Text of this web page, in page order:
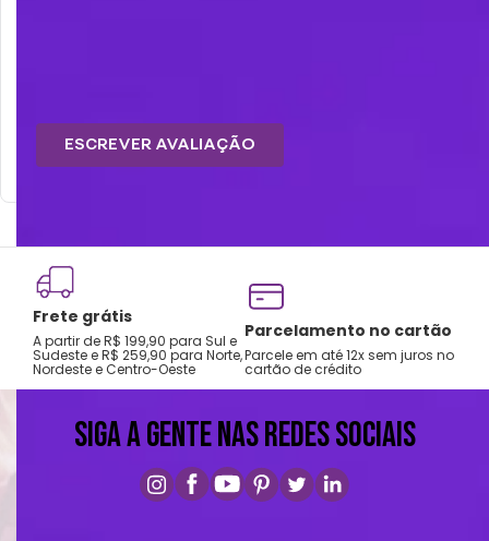
Não usar alvejante.
Secar na horizontal.
ESCREVER AVALIAÇÃO
Frete grátis
A partir de R$ 199,90 para Sul e
Sudeste e R$ 259,90 para Norte,
Nordeste e Centro-Oeste
Parcelamento no cartão
Parcele em até 12x sem juros no
cartão de crédito
SIGA A GENTE NAS REDES SOCIAIS